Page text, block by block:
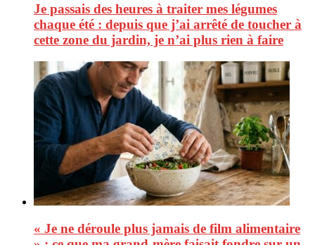
Je passais des heures à traiter mes légumes
chaque été : depuis que j’ai arrêté de toucher à
cette zone du jardin, je n’ai plus rien à faire
« Je ne déroule plus jamais de film alimentaire